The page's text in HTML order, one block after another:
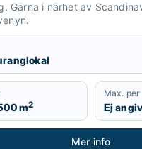
Gärna i närhet av
m2
Max.
Ej
Mer info